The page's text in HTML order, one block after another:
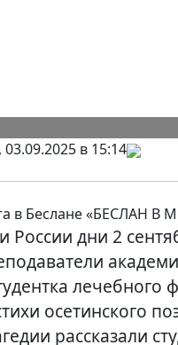
, 03.09.2025 в 15:14
в Беслане «БЕСЛАН В
России дни 2
осетинского
рассказали